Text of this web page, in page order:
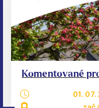
Komentované
01.